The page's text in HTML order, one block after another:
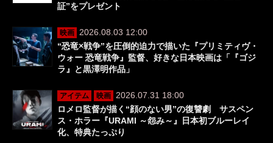
証”をプレゼント
映画
2026.08.03 12:00
“恐竜×戦争”を圧倒的迫力で描いた『プリミティヴ・
ウォー 恐竜戦争』監督、好きな日本映画は「『ゴジ
ラ』と黒澤明作品」
アイテム 映画
2026.07.31 18:00
ロメロ監督が描く“顔のない男”の復讐劇 サスペン
ス・ホラー『URAMI ～怨み～』日本初ブルーレイ
化、特典たっぷり